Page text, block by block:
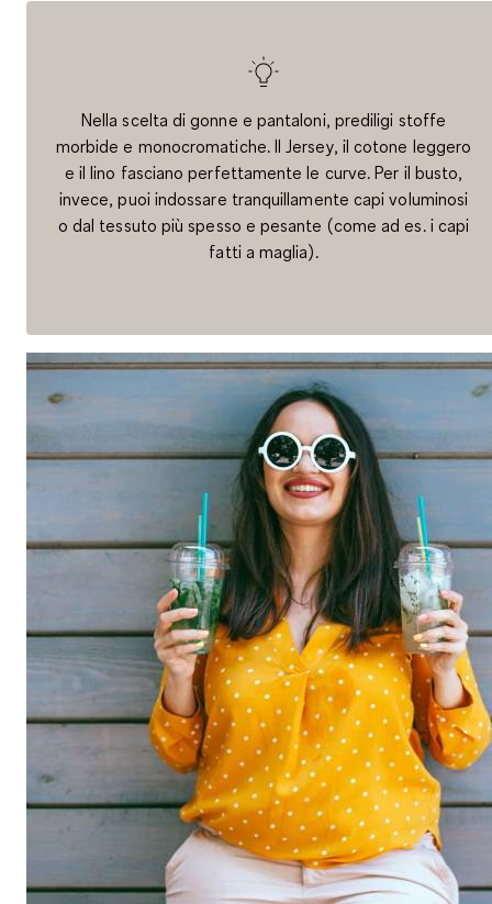
Nella scelta di gonne e pantaloni, prediligi stoffe
morbide e monocromatiche. Il Jersey, il cotone leggero
e il lino fasciano perfettamente le curve. Per il busto,
invece, puoi indossare tranquillamente capi voluminosi
o dal tessuto più spesso e pesante (come ad es. i capi
fatti a maglia).